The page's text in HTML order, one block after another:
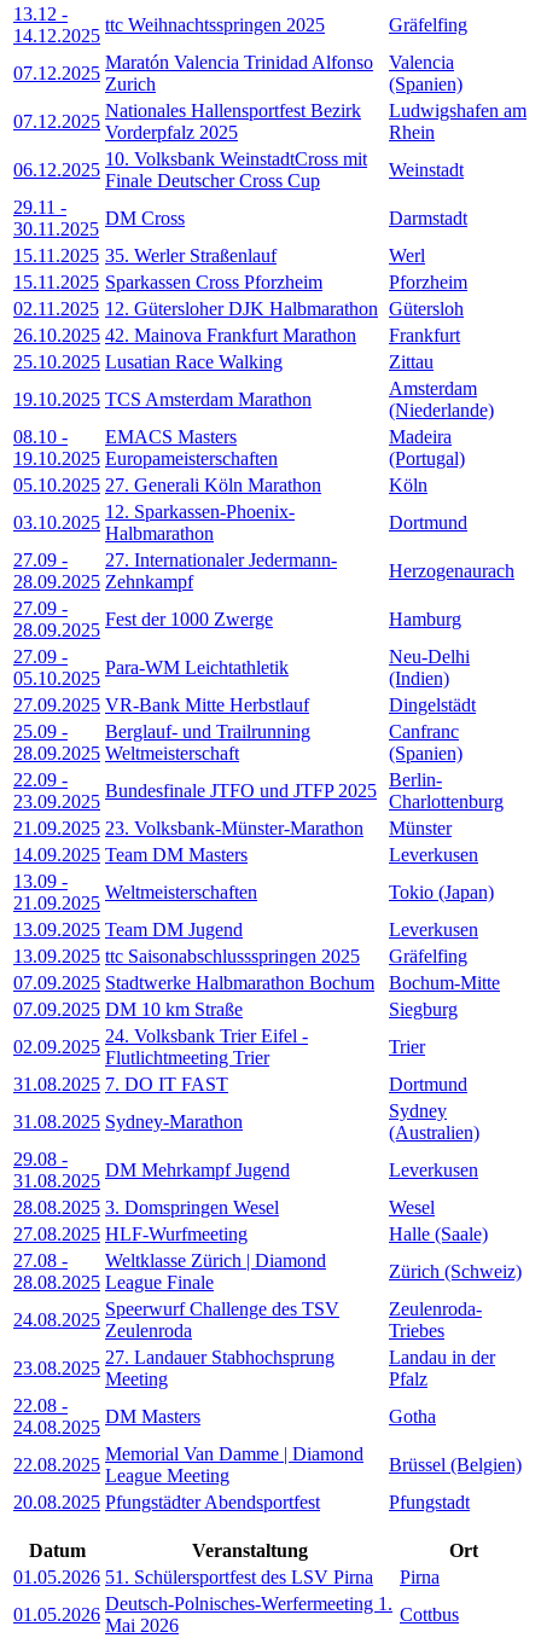
13.12 -
14.12.2025
ttc Weihnachtsspringen 2025 Gräfelfing
07.12.2025
Maratón Valencia Trinidad Alfonso
Zurich
Valencia
(Spanien)
07.12.2025
Nationales Hallensportfest Bezirk
Vorderpfalz 2025
Ludwigshafen am
Rhein
06.12.2025
10. Volksbank WeinstadtCross mit
Finale Deutscher Cross Cup
Weinstadt
29.11 -
30.11.2025
DM Cross
Darmstadt
15.11.2025 35. Werler Straßenlauf
Werl
15.11.2025 Sparkassen Cross Pforzheim
Pforzheim
02.11.2025 12. Gütersloher DJK Halbmarathon Gütersloh
26.10.2025 42. Mainova Frankfurt Marathon
Frankfurt
25.10.2025 Lusatian Race Walking
Zittau
19.10.2025 TCS Amsterdam Marathon
Amsterdam
(Niederlande)
08.10 -
19.10.2025
EMACS Masters
Europameisterschaften
Madeira
(Portugal)
05.10.2025 27. Generali Köln Marathon
Köln
03.10.2025
12. Sparkassen-Phoenix-
Halbmarathon
Dortmund
27.09 -
28.09.2025
27. Internationaler Jedermann-
Zehnkampf
Herzogenaurach
27.09 -
28.09.2025
Fest der 1000 Zwerge
Hamburg
27.09 -
05.10.2025
Para-WM Leichtathletik
Neu-Delhi
(Indien)
27.09.2025 VR-Bank Mitte Herbstlauf
Dingelstädt
25.09 -
28.09.2025
Berglauf- und Trailrunning
Weltmeisterschaft
Canfranc
(Spanien)
22.09 -
23.09.2025
Bundesfinale JTFO und JTFP 2025
Berlin-
Charlottenburg
21.09.2025 23. Volksbank-Münster-Marathon
Münster
14.09.2025 Team DM Masters
Leverkusen
13.09 -
21.09.2025
Weltmeisterschaften
Tokio (Japan)
13.09.2025 Team DM Jugend
Leverkusen
13.09.2025 ttc Saisonabschlussspringen 2025
Gräfelfing
07.09.2025 Stadtwerke Halbmarathon Bochum
Bochum-Mitte
07.09.2025 DM 10 km Straße
Siegburg
02.09.2025
24. Volksbank Trier Eifel -
Flutlichtmeeting Trier
Trier
31.08.2025 7. DO IT FAST
Dortmund
31.08.2025 Sydney-Marathon
Sydney
(Australien)
29.08 -
31.08.2025
DM Mehrkampf Jugend
Leverkusen
28.08.2025 3. Domspringen Wesel
Wesel
27.08.2025 HLF-Wurfmeeting
Halle (Saale)
27.08 -
28.08.2025
Weltklasse Zürich | Diamond
League Finale
Zürich (Schweiz)
24.08.2025
Speerwurf Challenge des TSV
Zeulenroda
Zeulenroda-
Triebes
23.08.2025
27. Landauer Stabhochsprung
Meeting
Landau in der
Pfalz
22.08 -
24.08.2025
DM Masters Gotha
22.08.2025
Memorial Van Damme | Diamond
League Meeting
Brüssel (Belgien)
20.08.2025 Pfungstädter Abendsportfest Pfungstadt
Datum Veranstaltung
Ort
01.05.2026 51. Schülersportfest des LSV Pirna
Pirna
01.05.2026
Deutsch-Polnisches-Werfermeeting 1.
Mai 2026
Cottbus